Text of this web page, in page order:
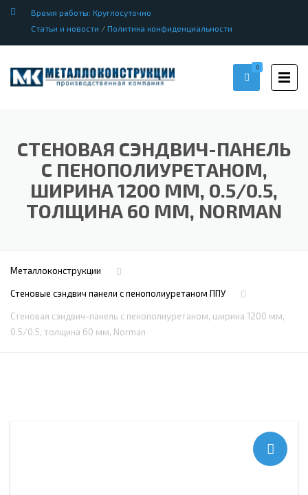
Время работы: Круглосуточно
Статьи и новости / Политика конфиденциальности
0
СТЕНОВАЯ СЭНДВИЧ-ПАНЕЛЬ
С ПЕНОПОЛИУРЕТАНОМ,
ШИРИНА 1200 ММ, 0.5/0.5,
ТОЛЩИНА 60 ММ, NORMAN
Металлоконструкции
Стеновые сэндвич панели с пенополиуретаном ППУ
Стеновая сэндвич-панель с пенополиуретаном, ширина 1200 мм,
0.5/0.5, толщина 60 мм, Norman